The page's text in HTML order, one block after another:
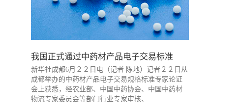
我国正式通过中药材产品电子交易标准
新华社成都6月２２日电（记者 陈地）记者２２日从
成都举办的中药材产品电子交易规格标准专家论证
会上获悉，经农业部、中国中药协会、中国中药材
物流专家委员会等部门行业专家审核、